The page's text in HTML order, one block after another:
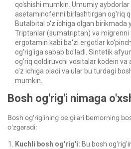
qo'shishi mumkin. Umumiy
asetaminofenni birlashtirgan og'riq
Butalbital o'z ichiga olgan birikmada
Triptanlar (sumatriptan) va migrenni
ergotamin kabi ba'zi ergotlar
og'rig'iga sabab bo'ladi. Sintetik
og'riq qoldiruvchi vositalar kodein
o'z ichiga oladi va ular bu turdagi
mumkin.
Bosh og'rig'i nimaga
Bosh og'rig'ining belgilari bemorning
o'zgaradi:
Kuchli bosh og'rig'i: Bu bosh